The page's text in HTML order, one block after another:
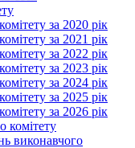
за 2020 рік
за 2021 рік
за 2022 рік
за 2023 рік
за 2024 рік
за 2025 рік
за 2026 рік
комітету
виконавчого